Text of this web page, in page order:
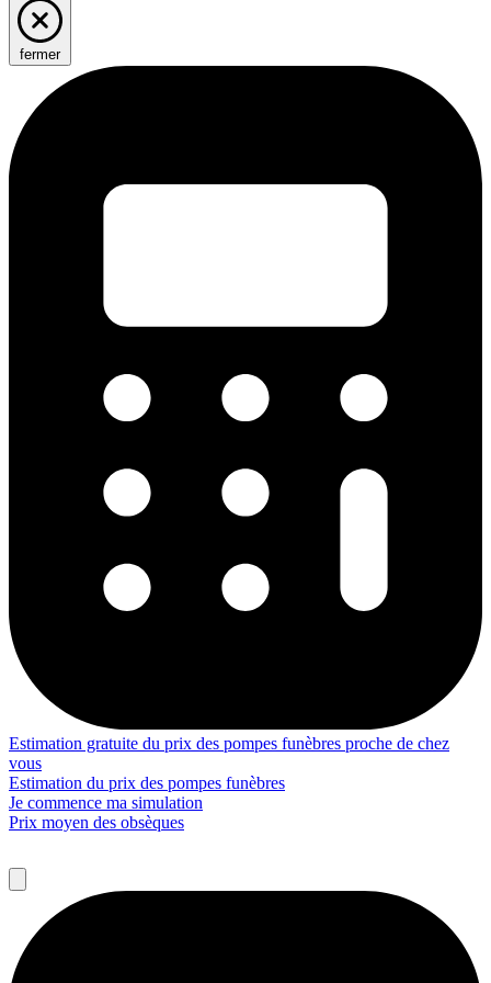
fermer
Estimation gratuite du prix des pompes funèbres proche de chez
vous
Estimation du prix des pompes funèbres
Je commence ma simulation
Prix moyen des obsèques